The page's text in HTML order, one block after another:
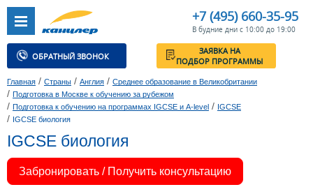
+7 (495) 660-35-95
В будние дни с 10:00 до 19:00
ОБРАТНЫЙ ЗВОНОК
ЗАЯВКА НА
ПОДБОР ПРОГРАММЫ
Главная / Страны / Англия / Среднее образование в Великобритании
/ Подготовка в Москве к обучению за рубежом
/ Подготовка к обучению на программах IGCSE и A-level / IGCSE
/ IGCSE биология
IGCSE биология
Забронировать / Получить консультацию